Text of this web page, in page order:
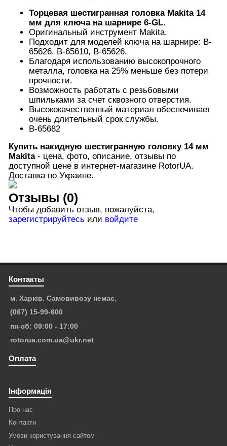
Торцевая шестигранная головка Makita 14
мм для ключа на шарнире 6-GL.
Оригинальный инструмент Makita.
Подходит для моделей ключа на шарнире: B-
65626, B-65610, В-65626.
Благодаря использованию высокопрочного
металла, головка на 25% меньше без потери
прочности.
Возможность работать с резьбовыми
шпильками за счет сквозного отверстия.
Высококачественный материал обеспечивает
очень длительный срок службы.
B-65682
Купить накидную шестигранную головку 14 мм
Makita - цена, фото, описание, отзывы по
доступной цене в интернет-магазине RotorUA.
Доставка по Украине.
Отзывы (0)
Чтобы добавить отзыв, пожалуйста,
зарегистрируйтесьили войдите
Контакты
м. Харків. Самовивозу немає.
(067) 15-99-600
пн-сб: 09:00 - 17:00
rotorua.com.ua@ukr.net
Оплата
Інформація
Про нас
Контакти
Умови користування сайтом